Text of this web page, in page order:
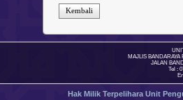
Kembali
MAJLIS
JALAN
Tel :
Hak Milik Terpelihara Unit